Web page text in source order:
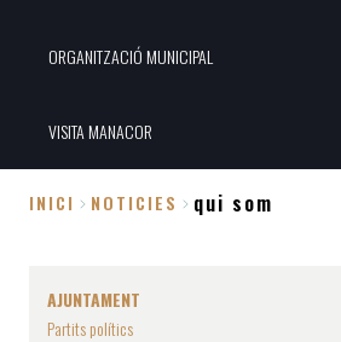
ORGANITZACIÓ MUNICIPAL
VISITA MANACOR
INICI NOTICIES qui som
AJUNTAMENT
Partits polítics